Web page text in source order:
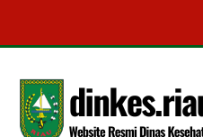
main
content